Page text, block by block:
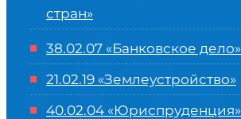
стран»
38.02.07 «Банковское дело»
21.02.19 «Землеустройство»
40.02.04 «Юриспруденция»